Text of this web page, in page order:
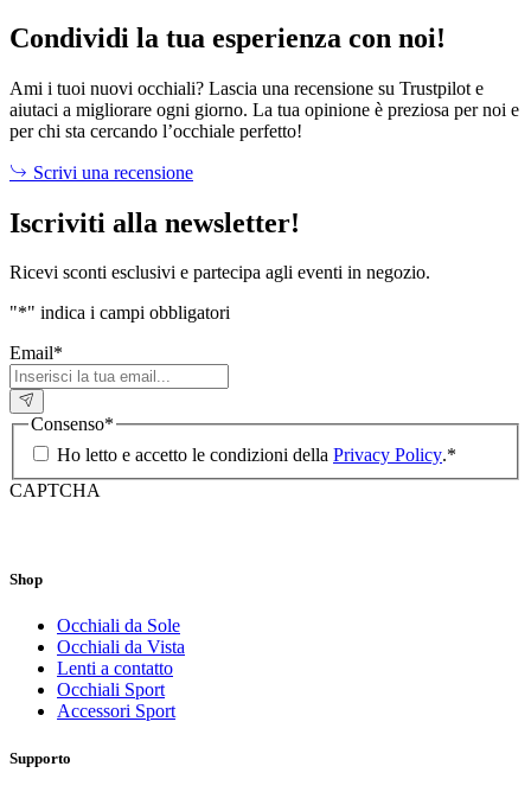
83,00 €.41,50 €.
Condividi la tua esperienza con noi!
Ami i tuoi nuovi occhiali? Lascia una recensione su Trustpilot e
aiutaci a migliorare ogni giorno. La tua opinione è preziosa per noi e
per chi sta cercando l’occhiale perfetto!
Scrivi una recensione
Iscriviti alla newsletter!
Ricevi sconti esclusivi e partecipa agli eventi in negozio.
"*" indica i campi obbligatori
Email*
Consenso*
Ho letto e accetto le condizioni della Privacy Policy.*
CAPTCHA
Shop
Occhiali da Sole
Occhiali da Vista
Lenti a contatto
Occhiali Sport
Accessori Sport
Supporto